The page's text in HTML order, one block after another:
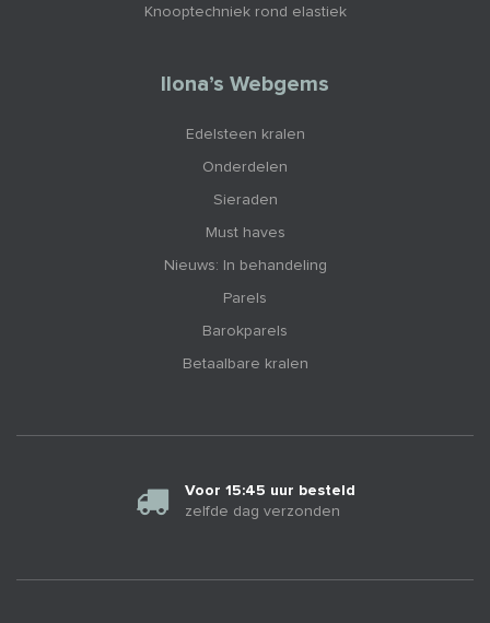
Knooptechniek rond elastiek
Ilona’s Webgems
Edelsteen kralen
Onderdelen
Sieraden
Must haves
Nieuws: In behandeling
Parels
Barokparels
Betaalbare kralen
Voor 15:45 uur besteld
zelfde dag verzonden